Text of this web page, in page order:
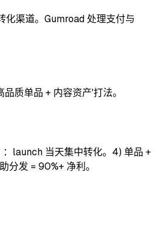
渠道。Gumroad 处理支付与
质单品 + 内容资产'打法。
launch 当天集中转化。4) 单品 +
发 = 90%+ 净利。